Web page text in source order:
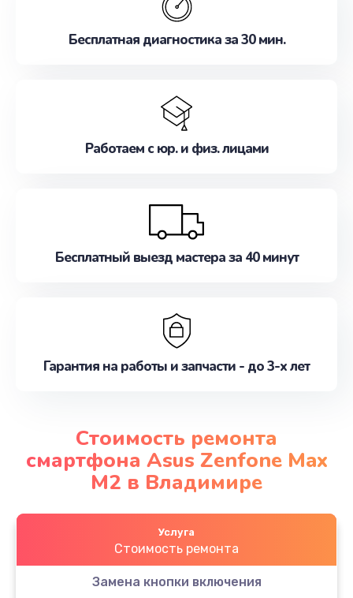
Бесплатная диагностика за 30 мин.
Работаем с юр. и физ. лицами
Бесплатный выезд мастера за 40 минут
Гарантия на работы и запчасти - до 3-х лет
Стоимость ремонта
смартфона Asus Zenfone Max
M2 в Владимире
Услуга
Стоимость ремонта
Замена кнопки включения